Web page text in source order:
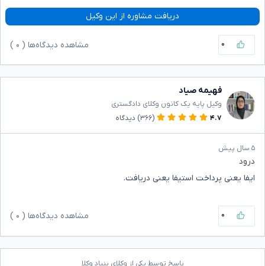
دریافت مشاوره از این وکیل
۰ مشاهده دیدگاه‌ها ( ۰
فهیمه صیاد
وکیل پایه یک کانون وکلای دادگستری
۴.۷
(۳۶۶) دیدگاه
۵ سال پیش
درود
ایفا یعنی پرداخت استیفا یعنی دریافت.
۰ مشاهده دیدگاه‌ها ( ۰
پاسخ توسط یکی از وکلای بنیاد وکلا